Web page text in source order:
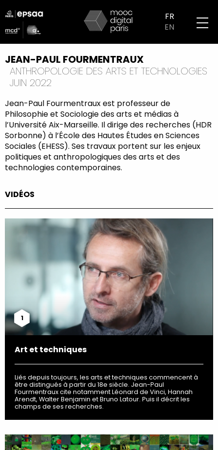
au
contenu
principal
logo
partenaires
mobile
FR
EN
JEAN-PAUL FOURMENTRAUX
ANTHROPOLOGIE DES ARTS ET TECHNOLOGIES
JUIN 2022
Jean-Paul Fourmentraux est professeur de
Philosophie et Sociologie des arts et médias à
l’Université Aix-Marseille. Il dirige des recherches (HDR
Sorbonne) à l’École des Hautes Études en Sciences
Sociales (EHESS). Ses travaux portent sur les enjeux
politiques et anthropologiques des arts et des
technologies contemporaines.
VIDÉOS
1
Art et techniques
Liés depuis toujours, les arts et techniques commencent à
être distingués à partir du 18e siècle. Jean-Paul
Fourmentraux cite notamment Léonard de Vinci, Hannah
Arendt, Walter Benjamin et Bruno Latour. Puis il décrit les
champs de ses recherches.